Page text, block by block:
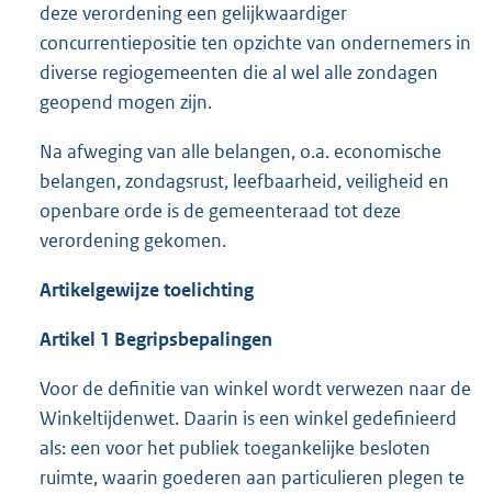
deze verordening een gelijkwaardiger
concurrentiepositie ten opzichte van ondernemers in
diverse regiogemeenten die al wel alle zondagen
geopend mogen zijn.
Na afweging van alle belangen, o.a. economische
belangen, zondagsrust, leefbaarheid, veiligheid en
openbare orde is de gemeenteraad tot deze
verordening gekomen.
Artikelgewijzetoelichting
Artikel 1 Begripsbepalingen
Voor de definitie van winkel wordt verwezen naar de
Winkeltijdenwet. Daarin is een winkel gedefinieerd
als: een voor het publiek toegankelijke besloten
ruimte, waarin goederen aan particulieren plegen te